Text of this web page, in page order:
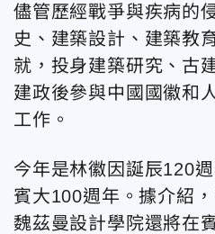
儘管歷經戰爭與疾病的
史、建築設計、建築教
就，投身建築研究、古
建政後參與中國國徽和
工作。
今年是林徽因誕辰120
賓大100週年。據介紹
魏茲曼設計學院還將在